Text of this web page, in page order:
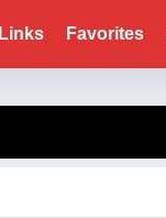
Links Favorites